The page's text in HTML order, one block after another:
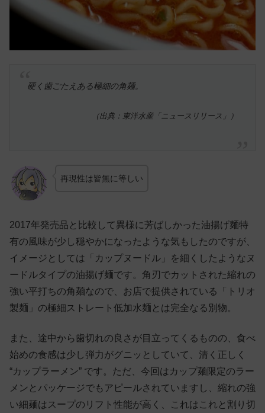
硬く歯ごたえある極細の角麺。
（出典：東洋水産「ニュースリリース」）
再現性は皆無に等しい
2017年発売品と比較して異様に芳ばしかった油揚げ麺特
有の風味が少し穏やかになったような気もしたのですが、
イメージとしては「カップヌードル」を細くしたようなヌ
ードルタイプの油揚げ麺です。角刃でカットされた縮れの
強い平打ちの角麺なので、お店で提供されている「トリオ
製麺」の極細ストレート低加水麺とは完全なる別物。
また、途中から歯切れの良さが目立ってくるものの、食べ
始めの食感は少し弾力がグニッとしていて、清く正しく
“カップラーメン” です。ただ、今回はカップ麺限定のラー
メンとパッケージでもアピールされていますし、縮れの強
い細麺はスープのリフト性能が高く、これはこれと割り切